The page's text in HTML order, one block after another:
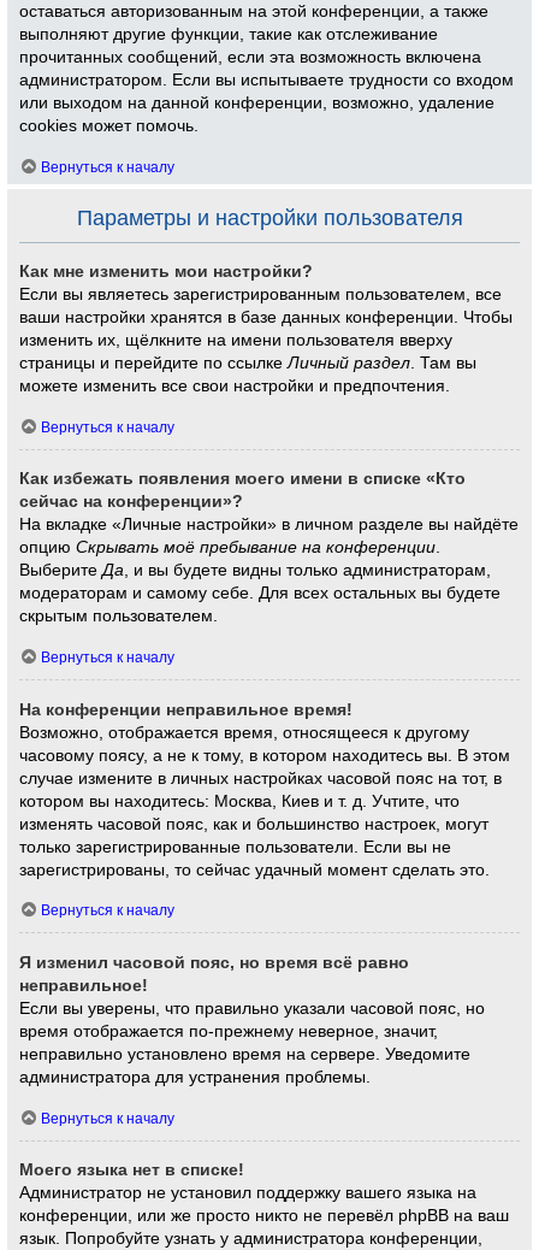
оставаться авторизованным на этой конференции, а также
выполняют другие функции, такие как отслеживание
прочитанных сообщений, если эта возможность включена
администратором. Если вы испытываете трудности со входом
или выходом на данной конференции, возможно, удаление
cookies может помочь.
Вернуться к началу
Параметры и настройки пользователя
Как мне изменить мои настройки?
Если вы являетесь зарегистрированным пользователем, все
ваши настройки хранятся в базе данных конференции. Чтобы
изменить их, щёлкните на имени пользователя вверху
страницы и перейдите по ссылкеЛичный раздел . Там вы
можете изменить все свои настройки и предпочтения.
Вернуться к началу
Как избежать появления моего имени в списке «Кто
сейчас на конференции»?
На вкладке «Личные настройки» в личном разделе вы найдёте
опциюСкрывать моё пребывание на конференции.
ВыберитеДа, и вы будете видны только администраторам,
модераторам и самому себе. Для всех остальных вы будете
скрытым пользователем.
Вернуться к началу
На конференции неправильное время!
Возможно, отображается время, относящееся к другому
часовому поясу, а не к тому, в котором находитесь вы. В этом
случае измените в личных настройках часовой пояс на тот, в
котором вы находитесь: Москва, Киев и т. д. Учтите, что
изменять часовой пояс, как и большинство настроек, могут
только зарегистрированные пользователи. Если вы не
зарегистрированы, то сейчас удачный момент сделать это.
Вернуться к началу
Я изменил часовой пояс, но время всё равно
неправильное!
Если вы уверены, что правильно указали часовой пояс, но
время отображается по-прежнему неверное, значит,
неправильно установлено время на сервере. Уведомите
администратора для устранения проблемы.
Вернуться к началу
Моего языка нет в списке!
Администратор не установил поддержку вашего языка на
конференции, или же просто никто не перевёл phpBB на ваш
язык. Попробуйте узнать у администратора конференции,